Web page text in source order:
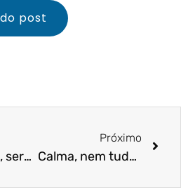
Empresário, será que já é o momento de voltar a investir?
Próximo
Calma, nem tudo está perdido! Sua empresa inadimplente do Simples Nacional não será excluída do regime!